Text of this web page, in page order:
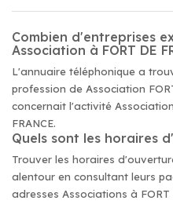
Combien d'entreprises
Association à FORT DE
L'annuaire téléphonique a
profession de Association
concernait l'activité
FRANCE.
Quels sont les horaires
Trouver les horaires
alentour en consultant leurs
adresses Associations à FORT